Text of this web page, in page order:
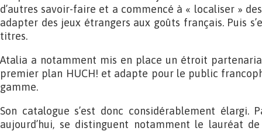
d’autres savoir-faire et a commencé à « localiser »
adapter des jeux étrangers aux goûts français. Puis
titres.
Atalia a notamment mis en place un étroit
premier plan HUCH! et adapte pour le public
gamme.
Son catalogue s’est donc considérablement élargi.
aujourd’hui, se distinguent notamment le lauréat de